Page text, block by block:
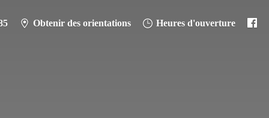
Obtenir des orientations Heures d'ouverture